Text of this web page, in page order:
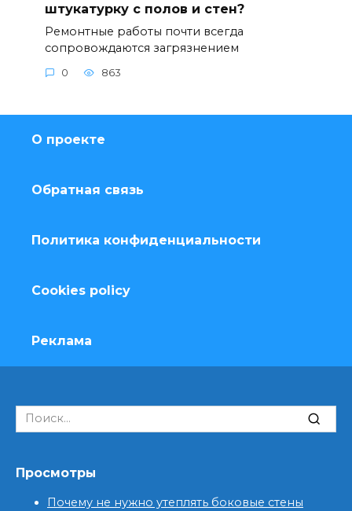
штукатурку с полов и стен?
Ремонтные работы почти всегда
сопровождаются загрязнением
0 863
О проекте
Обратная связь
Политика конфиденциальности
Cookies policy
Реклама
Search
for:
Просмотры
Почему не нужно утеплять боковые стены